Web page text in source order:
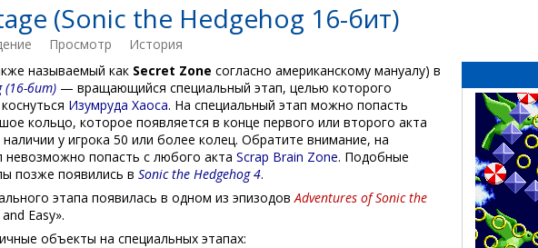
(Sonic the Hedgehog 16-бит)
Просмотр
История
называемый как Secret Zone согласно американскому мануалу) в
(16-бит) — вращающийся специальный этап, целью которого
Изумруда Хаоса. На специальный этап можно попасть
кольцо, которое появляется в конце первого или второго акта
у игрока 50 или более колец. Обратите внимание, на
невозможно попасть с любого акта Scrap Brain Zone. Подобные
позже появились в Sonic the Hedgehog 4.
этапа появилась в одном из эпизодовAdventures of Sonic the
Easy».
объекты на специальных этапах: